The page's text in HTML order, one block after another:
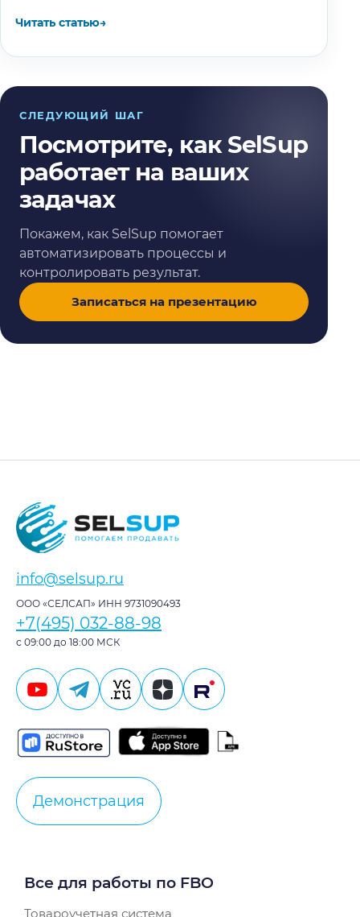
Читать статью→
СЛЕДУЮЩИЙ ШАГ
Посмотрите, как SelSup
работает на ваших
задачах
Покажем, как SelSup помогает
автоматизировать процессы и
контролировать результат.
Записаться на презентацию
info@selsup.ru
ООО «СЕЛСАП» ИНН 9731090493
+7(495) 032-88-98
с 09:00 до 18:00 МСК
Демонстрация
Все для работы по FBO
Товароучетная система